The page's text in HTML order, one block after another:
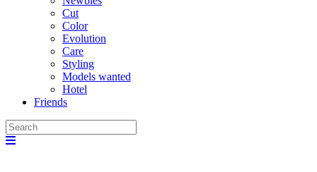
Cut
Color
Evolution
Care
Styling
Models wanted
Hotel
Friends